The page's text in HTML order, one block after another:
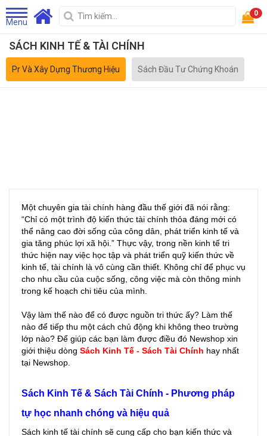
Menu
0
SÁCH KINH TẾ & TÀI CHÍNH
Pr Và Xây Dựng Thương Hiệu Sách Đầu Tư Chứng Khoán
Một chuyên gia tài chính hàng đầu thế giới đã nói rằng:
“Chỉ có một trình độ kiến thức tài chính thỏa đáng mới có
thể nâng cao đời sống của công dân, phát triển kinh tế và
gia tăng phúc lợi xã hội.” Thực vậy, trong nền kinh tế tri
thức hiện nay việc học tập và phát triển quỹ kiến thức về
kinh tế, tài chính là vô cùng cần thiết. Không chỉ để phục vụ
cho nhu cầu của cuộc sống, công việc mà còn thông minh
trong kế hoạch chi tiêu của mình.
Vậy làm thế nào để có được nguồn tri thức ấy? Làm thế
nào để tiếp thu một cách chủ động khi không theo trường
lớp nào? Để giúp các bạn làm được điều đó Newshop xin
giới thiệu dòng Sách Kinh Tế - Sách Tài Chính hay nhất
tại Newshop.
Sách Kinh Tế & Sách Tài Chính - Phương pháp
tự học nhanh chóng và hiệu quả
Sách kinh tế tài chính sẽ cung cấp cho bạn kiến thức và